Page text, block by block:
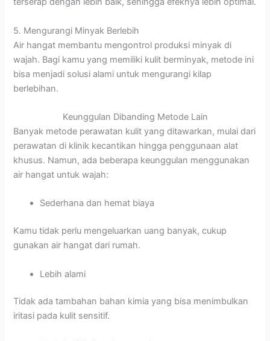
5. Mengurangi Minyak Berlebih
Air hangat membantu mengontrol produksi minyak di
wajah. Bagi kamu yang memiliki kulit berminyak, metode ini
bisa menjadi solusi alami untuk mengurangi kilap
berlebihan.
Keunggulan Dibanding Metode Lain
Banyak metode perawatan kulit yang ditawarkan, mulai dari
perawatan di klinik kecantikan hingga penggunaan alat
khusus. Namun, ada beberapa keunggulan menggunakan
air hangat untuk wajah:
Sederhana dan hemat biaya
Kamu tidak perlu mengeluarkan uang banyak, cukup
gunakan air hangat dari rumah.
Lebih alami
Tidak ada tambahan bahan kimia yang bisa menimbulkan
iritasi pada kulit sensitif.